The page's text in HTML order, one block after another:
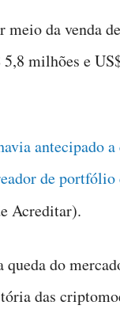
da venda
milhões e
antecipado
de portfólio
Acreditar).
queda do
das